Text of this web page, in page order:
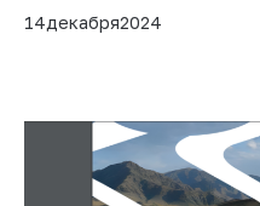
14декабря2024